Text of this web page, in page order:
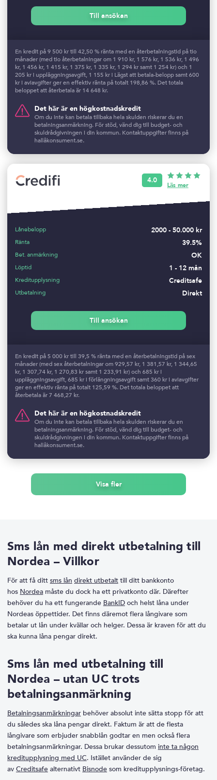
Till ansökan
En kredit på 9 500 kr till 42,50 % ränta med en återbetalningstid på tio
månader (med tio återbetalningar om 1 910 kr, 1 576 kr, 1 536 kr, 1 496
kr, 1 456 kr, 1 415 kr, 1 375 kr, 1 335 kr, 1 294 kr samt 1 254 kr) och 1
205 kr i uppläggningsavgift, 1 155 kr i Lägst att betala-belopp samt 600
kr i aviavgifter ger en effektiv ränta på totalt 198,86 %. Det totala
beloppet att återbetala är 14 648 kr.
Det här är en högkostnadskredit
Om du inte kan betala tillbaka hela skulden riskerar du en
betalningsanmärkning. För stöd, vänd dig till budget- och
skuldrådgivningen i din kommun. Kontaktuppgifter finns på
hallåkonsument.se.
4.0
Läs mer
Lånebelopp 2000 - 50.000 kr
Ränta 39.5%
Bet. anmärkning OK
Löptid 1 - 12 mån
Kreditupplysning Creditsafe
Utbetalning Direkt
Till ansökan
En kredit på 5 000 kr till 39,5 % ränta med en återbetalningstid på sex
månader (med sex återbetalningar om 929,57 kr, 1 381,57 kr, 1 344,65
kr, 1 307,74 kr, 1 270,83 kr samt 1 233,91 kr) och 685 kr i
uppläggningsavgift, 685 kr i förlängningsavgift samt 360 kr i aviavgifter
ger en effektiv ränta på totalt 125,59 %. Det totala beloppet att
återbetala är 7 468,27 kr.
Det här är en högkostnadskredit
Om du inte kan betala tillbaka hela skulden riskerar du en
betalningsanmärkning. För stöd, vänd dig till budget- och
skuldrådgivningen i din kommun. Kontaktuppgifter finns på
hallåkonsument.se.
Visa fler
Sms lån med direkt utbetalning till
Nordea – Villkor
För att få ditt sms lån direkt utbetalt till ditt bankkonto
hos Nordea måste du dock ha ett privatkonto där. Därefter
behöver du ha ett fungerande BankID och helst låna under
Nordeas öppettider. Det finns däremot flera långivare som
betalar ut lån under kvällar och helger. Dessa är kraven för att du
ska kunna låna pengar direkt.
Sms lån med utbetalning till
Nordea – utan UC trots
betalningsanmärkning
Betalningsanmärkningar behöver absolut inte sätta stopp för att
du således ska låna pengar direkt. Faktum är att de flesta
långivare som erbjuder snabblån godtar en men också flera
betalningsanmärkningar. Dessa brukar dessutom inte ta någon
kreditupplysning med UC. Istället använder de sig
av Creditsafe alternativt Bisnode som kreditupplysnings-företag.